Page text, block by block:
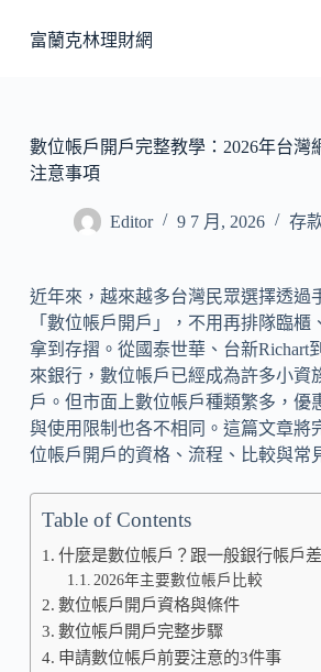
至
容
富蘭克林理財網
數位帳戶開戶完整教學：2026年台灣
注意事項
Editor 9 7 月, 2026 存
近年來，越來越多台灣民眾選擇透過
「數位帳戶開戶」，不用再排隊臨櫃
拿到存摺。從國泰世華、台新Richart
來銀行，數位帳戶已經成為許多小資
戶。但市面上數位帳戶種類繁多，優
與使用限制也各不相同。這篇文章將
位帳戶開戶的資格、流程、比較與常
Table of Contents
什麼是數位帳戶？跟一般銀行帳戶
2026年主要數位帳戶比較
數位帳戶開戶資格與條件
數位帳戶開戶完整步驟
申請數位帳戶前要注意的3件事